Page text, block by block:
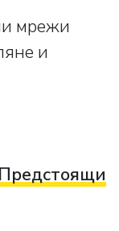
мрежи
и
Предстоящи